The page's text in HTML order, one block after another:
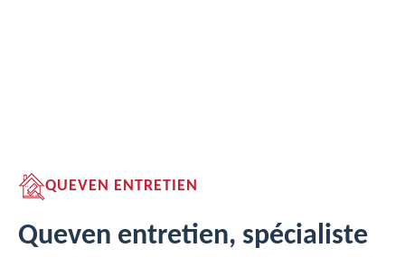
QUEVEN ENTRETIEN
Queven entretien, spécialiste